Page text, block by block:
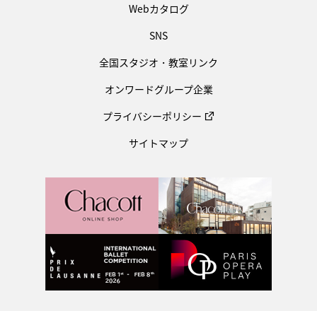
Webカタログ
SNS
全国スタジオ・教室リンク
オンワードグループ企業
プライバシーポリシー
サイトマップ